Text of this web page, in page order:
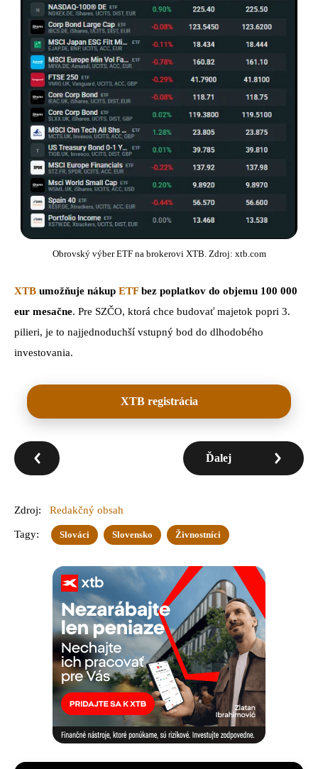
Obrovský výber ETF na brokerovi XTB. Zdroj: xtb.com
XTB umožňuje nákup ETFbez poplatkov do objemu 100 000
eur mesačne. Pre SZČO, ktorá chce budovať majetok popri 3.
pilieri, je to najjednoduchší vstupný bod do dlhodobého
investovania.
XTB registrácia
Ďalej
Zdroj: Redakčný obsah
Tagy: Slováci Slovensko Živnostníci